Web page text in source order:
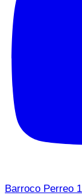
Barroco Perreo